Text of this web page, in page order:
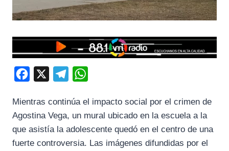
c
e
b
l
e
g
a
t
s
Mientras continúa el impacto social por el crimen de
Agostina Vega, un mural ubicado en la escuela a la
que asistía la adolescente quedó en el centro de una
fuerte controversia. Las imágenes difundidas por el